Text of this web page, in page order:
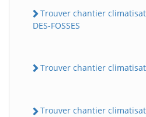
Trouver chantier
DES-FOSSES
Trouver chantier
Trouver chantier